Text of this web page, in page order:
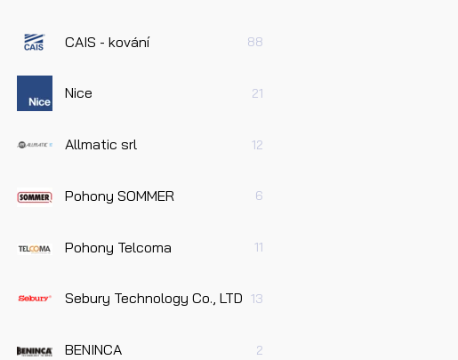
CAIS - kování 88
Nice 21
Allmatic srl 12
Pohony SOMMER 6
Pohony Telcoma 11
Sebury Technology Co., LTD 13
BENINCA 2